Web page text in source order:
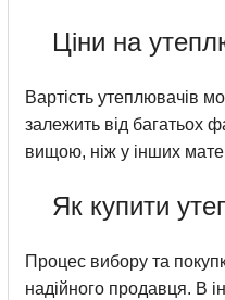
Ціни на
Вартість утеплювачів
залежить від багатьох
вищою, ніж у інших
Як купити
Процес вибору та
надійного продавця. В